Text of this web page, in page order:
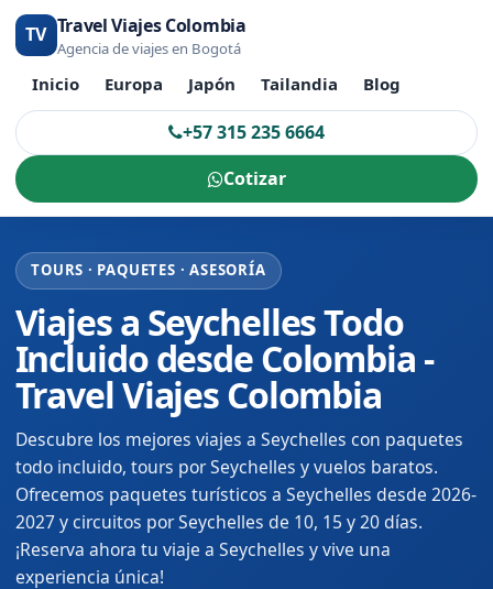
TV Travel Viajes Colombia
Agencia de viajes en Bogotá
Inicio Europa Japón Tailandia Blog
+57 315 235 6664
Cotizar
TOURS · PAQUETES · ASESORÍA
Viajes a Seychelles Todo
Incluido desde Colombia -
Travel Viajes Colombia
Descubre los mejores viajes a Seychelles con paquetes
todo incluido, tours por Seychelles y vuelos baratos.
Ofrecemos paquetes turísticos a Seychelles desde 2026-
2027 y circuitos por Seychelles de 10, 15 y 20 días.
¡Reserva ahora tu viaje a Seychelles y vive una
experiencia única!